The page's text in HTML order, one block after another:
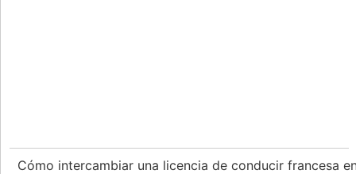
Cómo intercambiar una licencia de conducir francesa